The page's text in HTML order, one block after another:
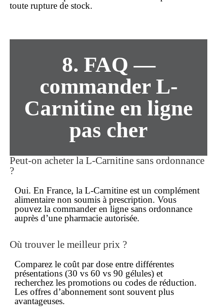
toute rupture de stock.
8. FAQ —
commander L-
Carnitine en ligne
pas cher
Peut-on acheter la L-Carnitine sans ordonnance
?
Oui. En France, la L-Carnitine est un complément
alimentaire non soumis à prescription. Vous
pouvez la commander en ligne sans ordonnance
auprès d’une pharmacie autorisée.
Où trouver le meilleur prix ?
Comparez le coût par dose entre différentes
présentations (30 vs 60 vs 90 gélules) et
recherchez les promotions ou codes de réduction.
Les offres d’abonnement sont souvent plus
avantageuses.